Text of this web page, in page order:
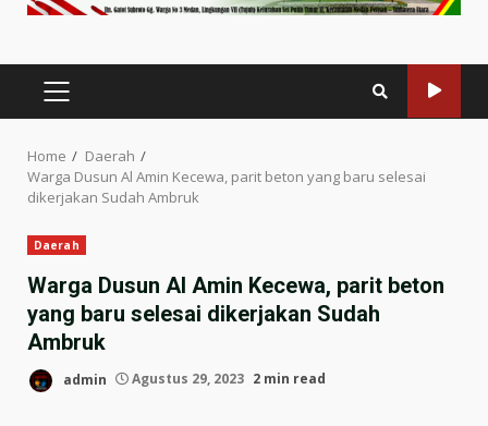
PRIMARY
MENU
Home
Daerah
Warga Dusun Al Amin Kecewa, parit beton yang baru selesai
dikerjakan Sudah Ambruk
Daerah
Warga Dusun Al Amin Kecewa, parit beton
yang baru selesai dikerjakan Sudah
Ambruk
admin Agustus 29, 2023 2 min read